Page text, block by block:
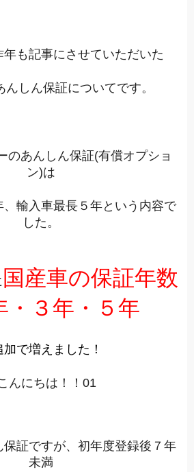
も記事にさせていただいた
んしん保証についてです。
のあんしん保証(有償オプショ
ン)は
、輸入車最長５年という内容で
した。
国産車の保証年数
・３年・５年
加で増えました！
保証ですが、初年度登録後７年
未満